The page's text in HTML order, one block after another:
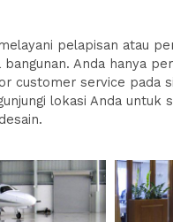
pelapisan atau
Anda hanya
customer service pada
lokasi Anda untuk